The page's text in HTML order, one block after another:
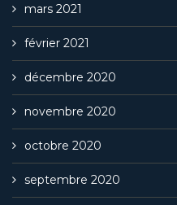
mars 2021
février 2021
décembre 2020
novembre 2020
octobre 2020
septembre 2020